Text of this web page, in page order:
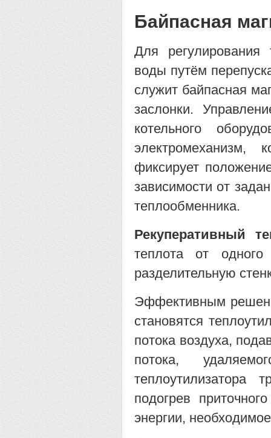
Байпасная
Для регулирования
воды путём
служит байпасная
заслонки.
котельного
электромеханизм,
фиксирует
зависимости от
теплообменника.
Рекуперативный
теплота от одного
разделительную
Эффективным
становятся
потока воздуха,
потока,
теплоутилизатора
подогрев
энергии,